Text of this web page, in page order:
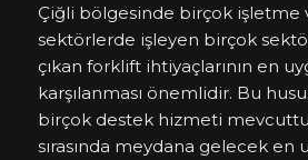
Çiğli bölgesinde birçok işletme
sektörlerde işleyen birçok
çıkan forklift ihtiyaçlarının en
karşılanması önemlidir. Bu
birçok destek hizmeti
sırasında meydana gelecek en